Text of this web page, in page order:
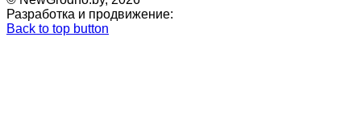
Разработка и продвижение:
Back to top button